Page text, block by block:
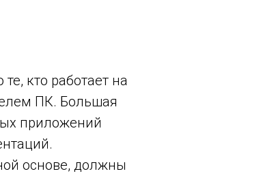
кто работает на
ПК. Большая
приложений
основе, должны